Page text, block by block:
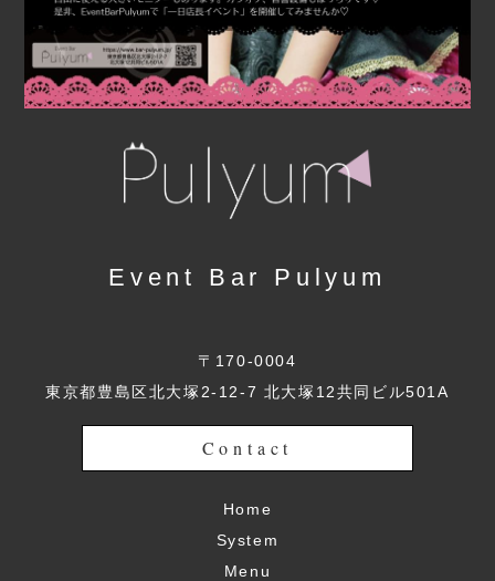
Event Bar Pulyum
〒170-0004
東京都豊島区北大塚2-12-7 北大塚12共同ビル501A
Contact
Home
System
Menu